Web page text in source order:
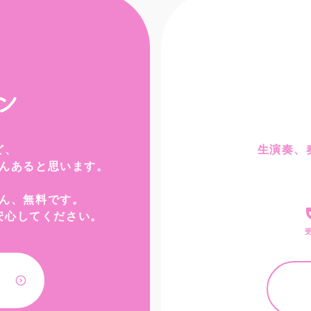
あると思います。
、無料です。
してください。
生演奏、